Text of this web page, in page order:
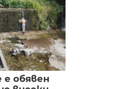
е обявен